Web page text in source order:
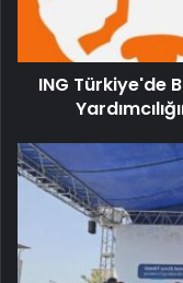
ING Türkiye'de